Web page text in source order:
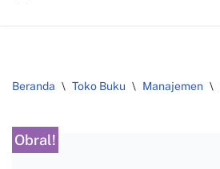
Beranda \ Toko Buku \ Manajemen \
Obral!